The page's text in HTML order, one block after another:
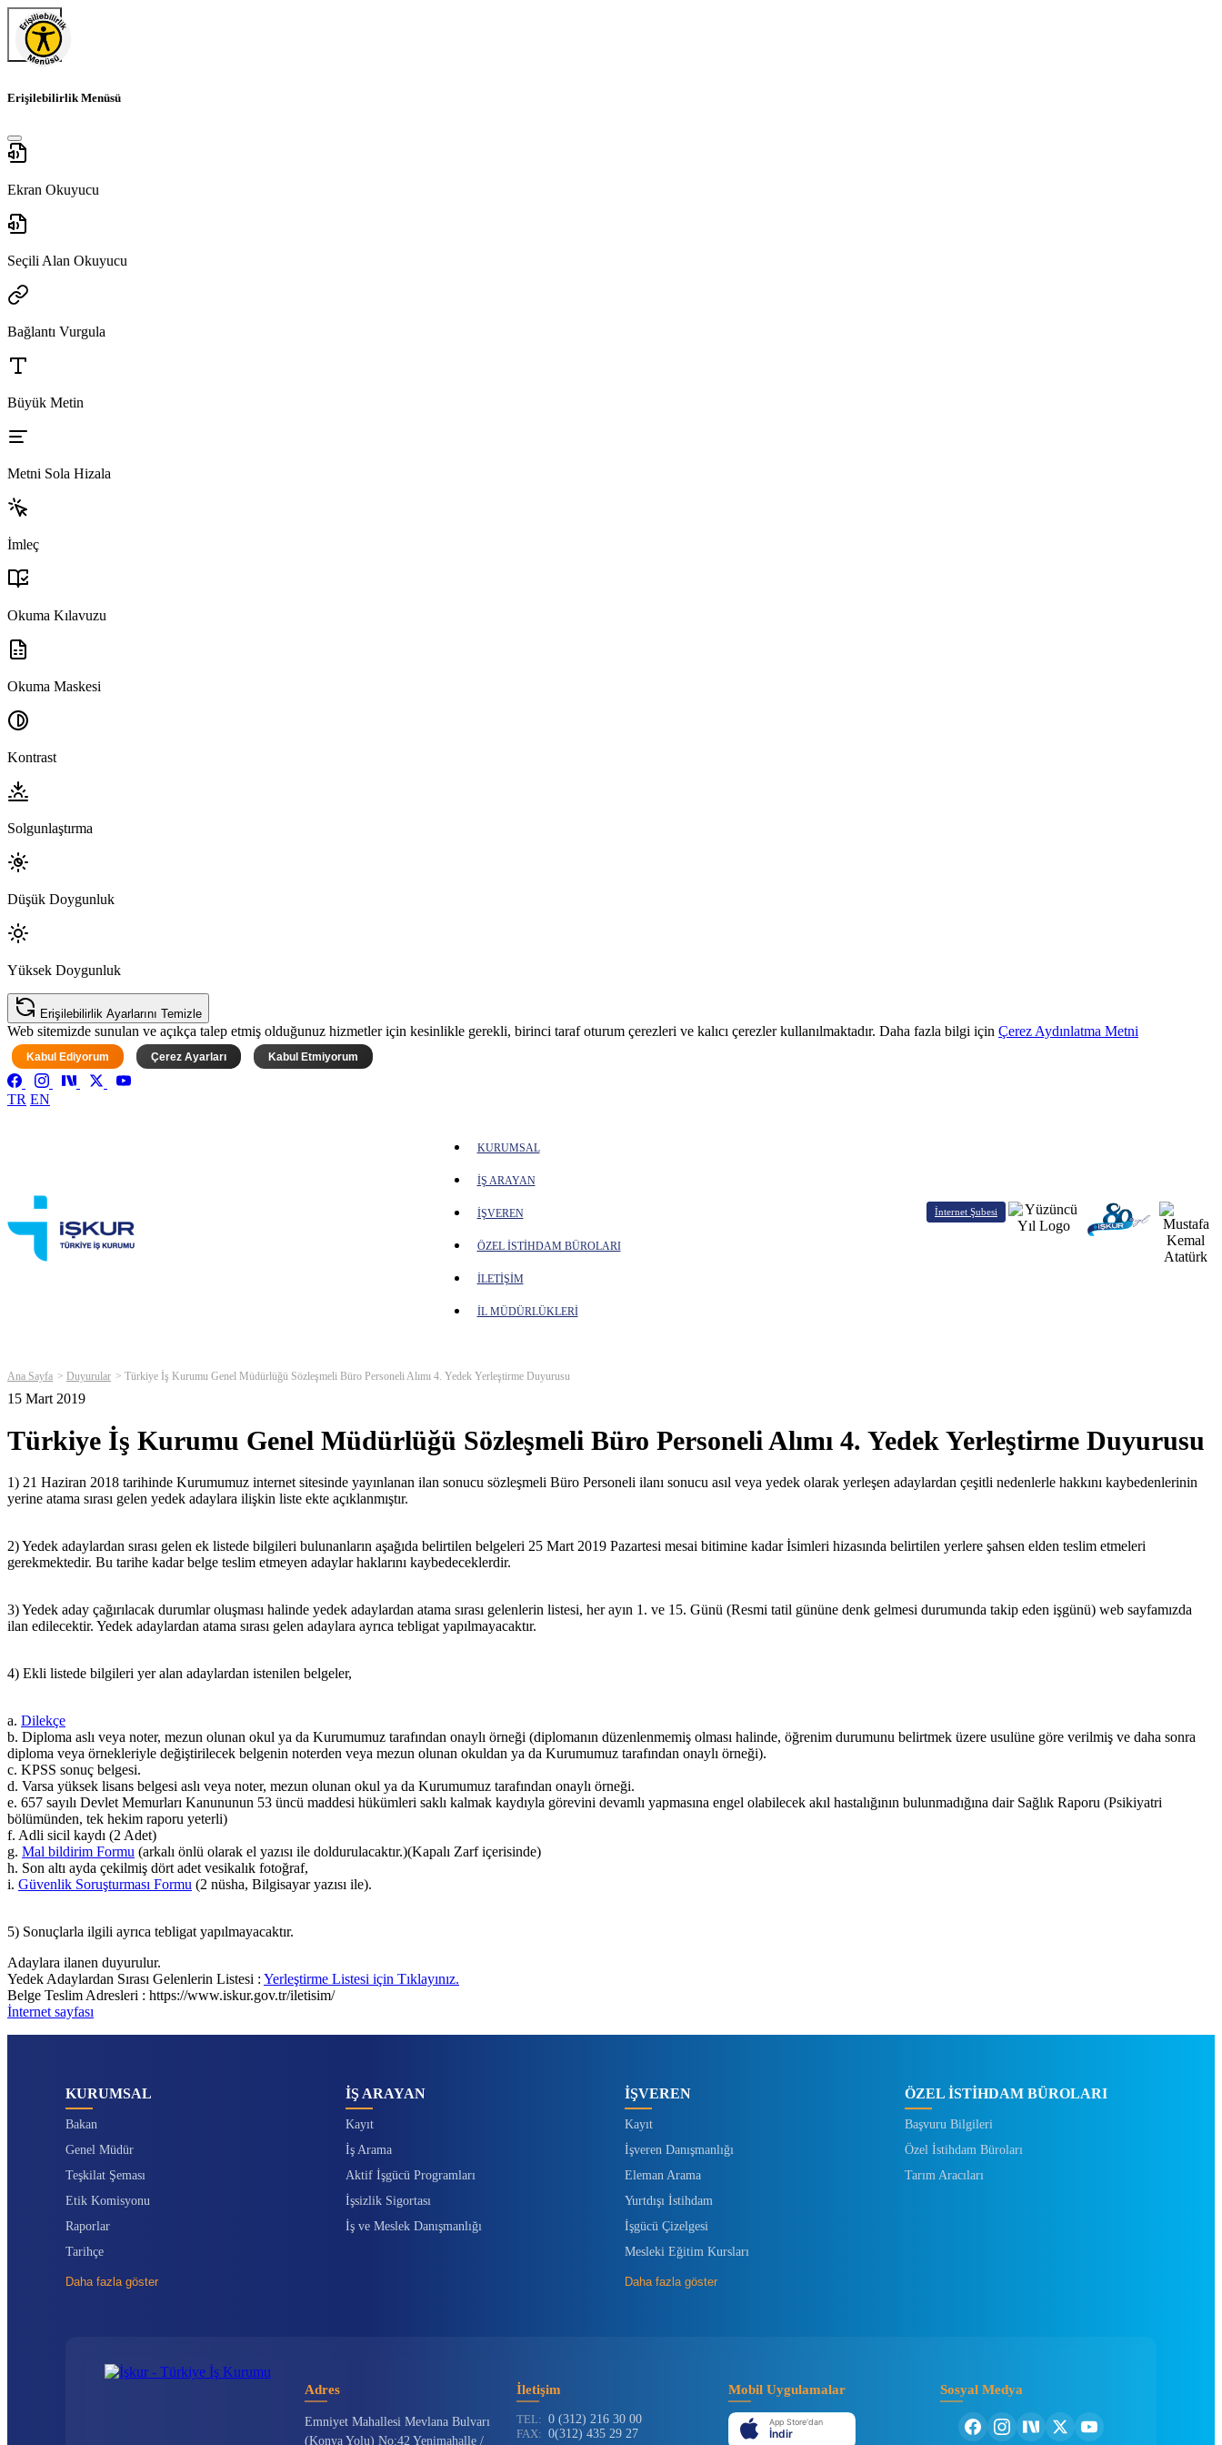
Erişilebilirlik Menüsü
Ekran Okuyucu
Seçili Alan Okuyucu
Bağlantı Vurgula
Büyük Metin
Metni Sola Hizala
İmleç
Okuma Kılavuzu
Okuma Maskesi
Kontrast
Solgunlaştırma
Düşük Doygunluk
Yüksek Doygunluk
Erişilebilirlik Ayarlarını Temizle
Web sitemizde sunulan ve açıkça talep etmiş olduğunuz hizmetler için kesinlikle gerekli, birinci taraf oturum çerezleri ve kalıcı çerezler kullanılmaktadır. Daha fazla bilgi için Çerez Aydınlatma Metni
Kabul Ediyorum Çerez Ayarları Kabul Etmiyorum
TR EN
KURUMSAL
İŞ ARAYAN
İŞVEREN
ÖZEL İSTİHDAM BÜROLARI
İLETİŞİM
İL MÜDÜRLÜKLERİ
İnternet Şubesi
Ana Sayfa Duyurular Türkiye İş Kurumu Genel Müdürlüğü Sözleşmeli Büro Personeli Alımı 4. Yedek Yerleştirme Duyurusu
15 Mart 2019
Türkiye İş Kurumu Genel Müdürlüğü Sözleşmeli Büro Personeli Alımı 4. Yedek Yerleştirme Duyurusu
1) 21 Haziran 2018 tarihinde Kurumumuz internet sitesinde yayınlanan ilan sonucu sözleşmeli Büro Personeli ilanı sonucu asıl veya yedek olarak yerleşen adaylardan çeşitli nedenlerle hakkını kaybedenlerinin
yerine atama sırası gelen yedek adaylara ilişkin liste ekte açıklanmıştır.
2) Yedek adaylardan sırası gelen ek listede bilgileri bulunanların aşağıda belirtilen belgeleri 25 Mart 2019 Pazartesi mesai bitimine kadar İsimleri hizasında belirtilen yerlere şahsen elden teslim etmeleri
gerekmektedir. Bu tarihe kadar belge teslim etmeyen adaylar haklarını kaybedeceklerdir.
3) Yedek aday çağırılacak durumlar oluşması halinde yedek adaylardan atama sırası gelenlerin listesi, her ayın 1. ve 15. Günü (Resmi tatil gününe denk gelmesi durumunda takip eden işgünü) web sayfamızda
ilan edilecektir. Yedek adaylardan atama sırası gelen adaylara ayrıca tebligat yapılmayacaktır.
4) Ekli listede bilgileri yer alan adaylardan istenilen belgeler,
a. Dilekçe
b. Diploma aslı veya noter, mezun olunan okul ya da Kurumumuz tarafından onaylı örneği (diplomanın düzenlenmemiş olması halinde, öğrenim durumunu belirtmek üzere usulüne göre verilmiş ve daha sonra
diploma veya örnekleriyle değiştirilecek belgenin noterden veya mezun olunan okuldan ya da Kurumumuz tarafından onaylı örneği).
c. KPSS sonuç belgesi.
d. Varsa yüksek lisans belgesi aslı veya noter, mezun olunan okul ya da Kurumumuz tarafından onaylı örneği.
e. 657 sayılı Devlet Memurları Kanununun 53 üncü maddesi hükümleri saklı kalmak kaydıyla görevini devamlı yapmasına engel olabilecek akıl hastalığının bulunmadığına dair Sağlık Raporu (Psikiyatri
bölümünden, tek hekim raporu yeterli)
f. Adli sicil kaydı (2 Adet)
g. Mal bildirim Formu (arkalı önlü olarak el yazısı ile doldurulacaktır.)(Kapalı Zarf içerisinde)
h. Son altı ayda çekilmiş dört adet vesikalık fotoğraf,
i. Güvenlik Soruşturması Formu (2 nüsha, Bilgisayar yazısı ile).
5) Sonuçlarla ilgili ayrıca tebligat yapılmayacaktır.
Adaylara ilanen duyurulur.
Yedek Adaylardan Sırası Gelenlerin Listesi : Yerleştirme Listesi için Tıklayınız.
Belge Teslim Adresleri : https://www.iskur.gov.tr/iletisim/
İnternet sayfası
KURUMSAL
Bakan
Genel Müdür
Teşkilat Şeması
Etik Komisyonu
Raporlar
Tarihçe
Daha fazla göster
İŞ ARAYAN
Kayıt
İş Arama
Aktif İşgücü Programları
İşsizlik Sigortası
İş ve Meslek Danışmanlığı
İŞVEREN
Kayıt
İşveren Danışmanlığı
Eleman Arama
Yurtdışı İstihdam
İşgücü Çizelgesi
Mesleki Eğitim Kursları
Daha fazla göster
ÖZEL İSTİHDAM BÜROLARI
Başvuru Bilgileri
Özel İstihdam Büroları
Tarım Aracıları
Adres
Emniyet Mahallesi Mevlana Bulvarı
(Konya Yolu) No:42 Yenimahalle /
İletişim
TEL: 0 (312) 216 30 00
FAX: 0(312) 435 29 27
Mobil Uygulamalar
App Store'dan
İndir
Sosyal Medya